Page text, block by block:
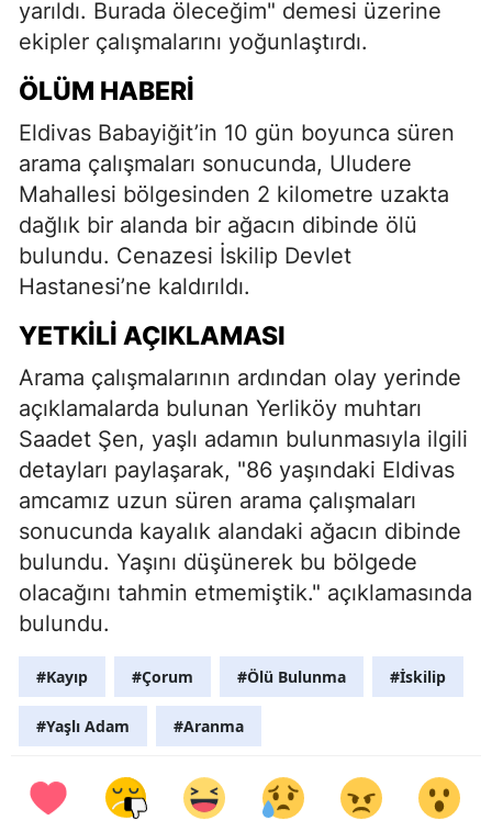
yarıldı. Burada öleceğim" demesi üzerine
ekipler çalışmalarını yoğunlaştırdı.
ÖLÜM HABERI
Eldivas Babayiğit’in 10 gün boyunca süren
arama çalışmaları sonucunda, Uludere
Mahallesi bölgesinden 2 kilometre uzakta
dağlık bir alanda bir ağacın dibinde ölü
bulundu. Cenazesi İskilip Devlet
Hastanesi’ne kaldırıldı.
YETKILI AÇIKLAMASI
Arama çalışmalarının ardından olay yerinde
açıklamalarda bulunan Yerliköy muhtarı
Saadet Şen, yaşlı adamın bulunmasıyla ilgili
detayları paylaşarak, "86 yaşındaki Eldivas
amcamız uzun süren arama çalışmaları
sonucunda kayalık alandaki ağacın dibinde
bulundu. Yaşını düşünerek bu bölgede
olacağını tahmin etmemiştik." açıklamasında
bulundu.
#Kayıp #Çorum #Ölü Bulunma #İskilip
#Yaşlı Adam #Aranma